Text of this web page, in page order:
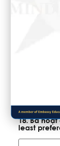
16. Ba
child’s 3
17. Ba
18. Ba
least